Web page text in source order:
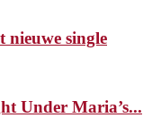
single
Under Maria’s...